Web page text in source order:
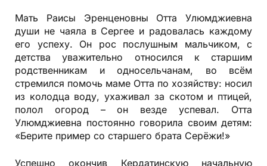
Мать Раисы Эренценовны Отта Улюмджиевна
души не чаяла в Сергее и радовалась каждому
его успеху. Он рос послушным мальчиком, с
детства уважительно относился к старшим
родственникам и односельчанам, во всём
стремился помочь маме Отта по хозяйству: носил
из колодца воду, ухаживал за скотом и птицей,
полол огород – он везде успевал. Отта
Улюмджиевна постоянно говорила своим детям:
«Берите пример со старшего брата Серёжи!»
Успешно окончив Кердатинскую начальную